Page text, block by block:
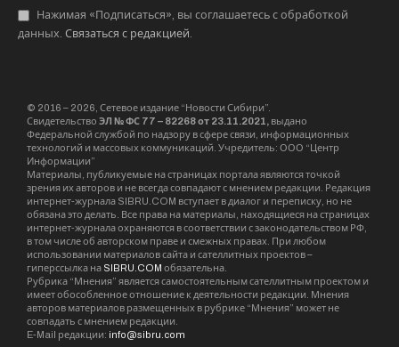
Нажимая «Подписаться», вы соглашаетесь с обработкой
данных. Связаться с редакцией.
© 2016 – 2026, Сетевое издание “Новости Сибири”.
Свидетельство ЭЛ № ФС 77 – 82268 от 23.11.2021, выдано
Федеральной службой по надзору в сфере связи, информационных
технологий и массовых коммуникаций. Учредитель: ООО “Центр
Информации”
Материалы, публикуемые на страницах портала являются точкой
зрения их авторов и не всегда совпадают с мнением редакции. Редакция
интернет-журнала SIBRU.COM вступает в диалог и переписку, но не
обязана это делать. Все права на материалы, находящиеся на страницах
интернет-журнала охраняются в соответствии с законодательством РФ,
в том числе об авторском праве и смежных правах. При любом
использовании материалов сайта и сателлитных проектов –
гиперссылка на SIBRU.COM обязательна.
Рубрика “Мнения” является самостоятельным сателлитным проектом и
имеет обособленное отношение к деятельности редакции. Мнения
авторов материалов размещенных в рубрике “Мнения” может не
совпадать с мнением редакции.
E-Mail редакции: info@sibru.com